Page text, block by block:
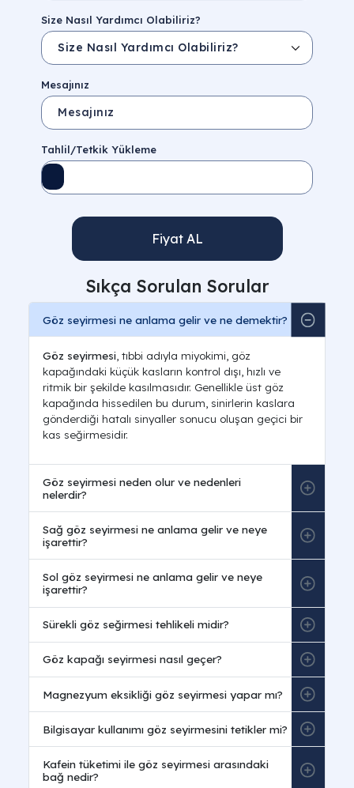
Size Nasıl Yardımcı Olabiliriz?
Mesajınız
Tahlil/Tetkik Yükleme
Fiyat AL